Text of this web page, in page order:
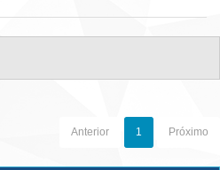
Anterior 1 Próximo